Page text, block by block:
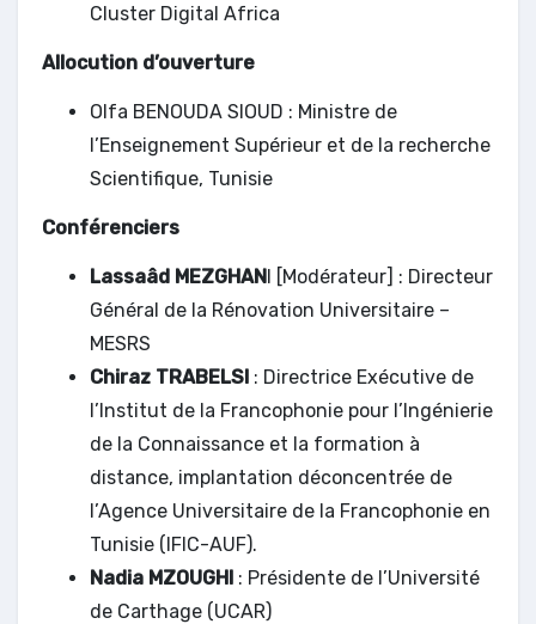
Cluster Digital Africa
Allocution d’ouverture
Olfa BENOUDA SIOUD : Ministre de
l’Enseignement Supérieur et de la recherche
Scientifique, Tunisie
Conférenciers
Lassaâd MEZGHANI [Modérateur] : Directeur
Général de la Rénovation Universitaire –
MESRS
Chiraz TRABELSI : Directrice Exécutive de
l’Institut de la Francophonie pour l’Ingénierie
de la Connaissance et la formation à
distance, implantation déconcentrée de
l’Agence Universitaire de la Francophonie en
Tunisie (IFIC-AUF).
Nadia MZOUGHI : Présidente de l’Université
de Carthage (UCAR)